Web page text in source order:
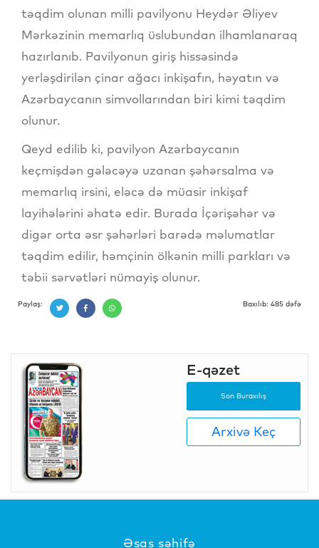
təqdim olunan milli pavilyonu Heydər Əliyev
Mərkəzinin memarlıq üslubundan ilhamlanaraq
hazırlanıb. Pavilyonun giriş hissəsində
yerləşdirilən çinar ağacı inkişafın, həyatın və
Azərbaycanın simvollarından biri kimi təqdim
olunur.
Qeyd edilib ki, pavilyon Azərbaycanın
keçmişdən gələcəyə uzanan şəhərsalma və
memarlıq irsini, eləcə də müasir inkişaf
layihələrini əhatə edir. Burada İçərişəhər və
digər orta əsr şəhərləri barədə məlumatlar
təqdim edilir, həmçinin ölkənin milli parkları və
təbii sərvətləri nümayiş olunur.
Paylaş: Baxılıb: 485 dəfə
E-qəzet
Son Buraxılış
Arxivə Keç
Əsas səhifə